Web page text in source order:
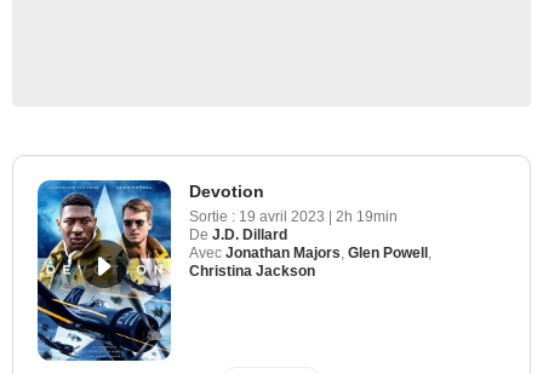
Devotion
Sortie : 19 avril 2023 | 2h 19min
De J.D. Dillard
Avec Jonathan Majors Glen Powell
Christina Jackson